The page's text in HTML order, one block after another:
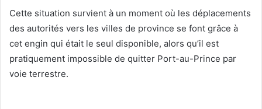
Cette situation survient à un moment où les déplacements
des autorités vers les villes de province se font grâce à
cet engin qui était le seul disponible, alors qu’il est
pratiquement impossible de quitter Port-au-Prince par
voie terrestre.